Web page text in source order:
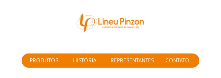
PRODUTOS HISTÓRIA CONTATO
REPRESENTANTES